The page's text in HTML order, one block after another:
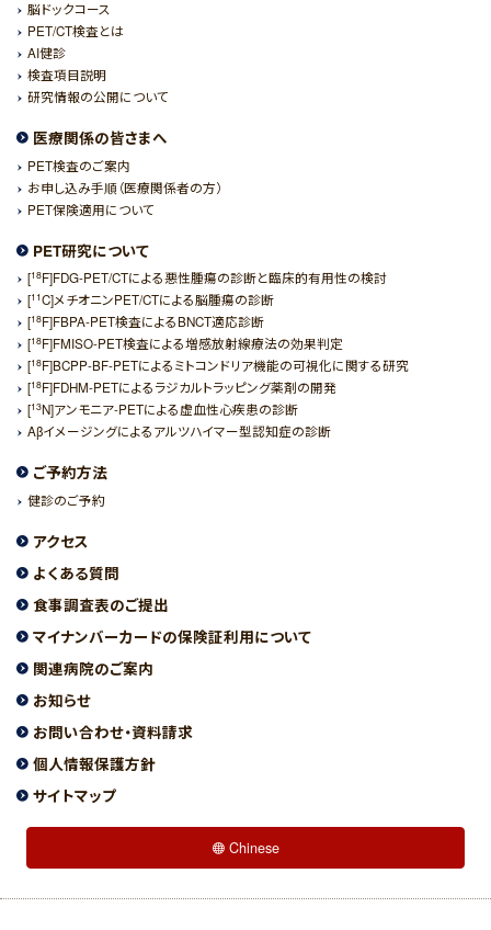
脳ドックコース
PET/CT検査とは
AI健診
検査項目説明
研究情報の公開について
医療関係の皆さまへ
PET検査のご案内
お申し込み手順（医療関係者の方）
PET保険適用について
PET研究について
[18F]FDG-PET/CTによる悪性腫瘍の診断と臨床的有用性の検討
[11C]メチオニンPET/CTによる脳腫瘍の診断
[18F]FBPA-PET検査によるBNCT適応診断
[18F]FMISO-PET検査による増感放射線療法の効果判定
[18F]BCPP-BF-PETによるミトコンドリア機能の可視化に関する研究
[18F]FDHM-PETによるラジカルトラッピング薬剤の開発
[13N]アンモニア-PETによる虚血性心疾患の診断
Aβイメージングによるアルツハイマー型認知症の診断
ご予約方法
健診のご予約
アクセス
よくある質問
食事調査表のご提出
マイナンバーカードの保険証利用について
関連病院のご案内
お知らせ
お問い合わせ・資料請求
個人情報保護方針
サイトマップ
Chinese